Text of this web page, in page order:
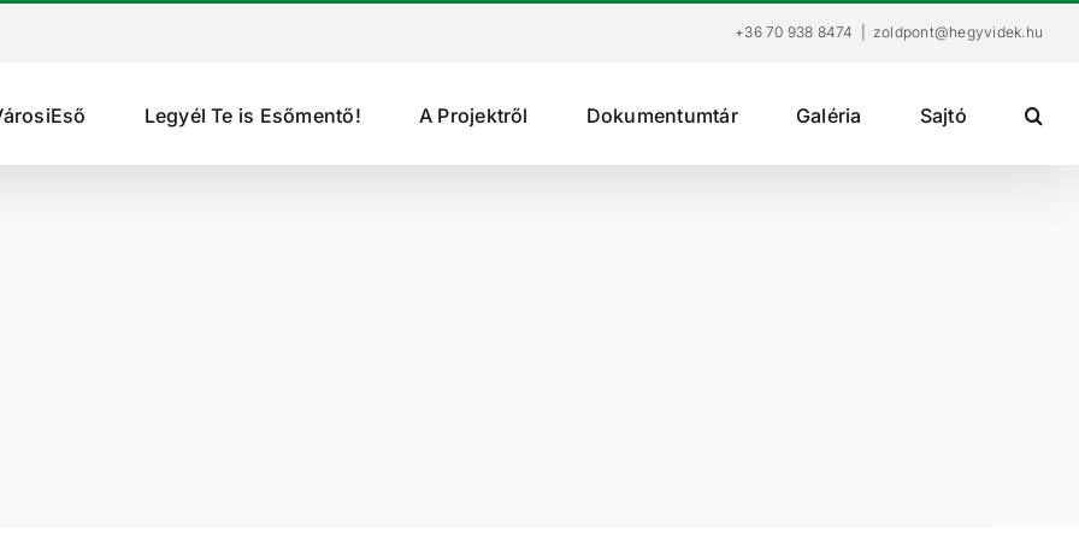
+36 70 938 8474 zoldpont@hegyvidek.hu
Legyél Te is Esőmentő! A Projektről Dokumentumtár Galéria Sajtó